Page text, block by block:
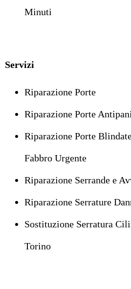
Minuti
Servizi
Riparazione Porte
Riparazione Porte
Riparazione Porte
Fabbro Urgente
Riparazione Serrande e
Riparazione Serrature
Sostituzione Serratura
Torino